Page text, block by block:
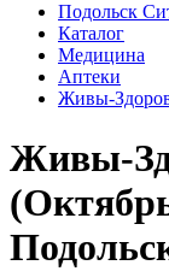
Подольск
Каталог
Медицина
Аптеки
Живы-
Живы-